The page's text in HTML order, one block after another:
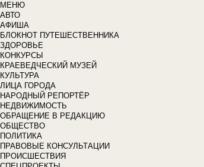
МЕНЮ
АВТО
АФИША
БЛОКНОТ ПУТЕШЕСТВЕННИКА
ЗДОРОВЬЕ
КОНКУРСЫ
КРАЕВЕДЧЕСКИЙ МУЗЕЙ
КУЛЬТУРА
ЛИЦА ГОРОДА
НАРОДНЫЙ РЕПОРТЁР
НЕДВИЖИМОСТЬ
ОБРАЩЕНИЕ В РЕДАКЦИЮ
ОБЩЕСТВО
ПОЛИТИКА
ПРАВОВЫЕ КОНСУЛЬТАЦИИ
ПРОИСШЕСТВИЯ